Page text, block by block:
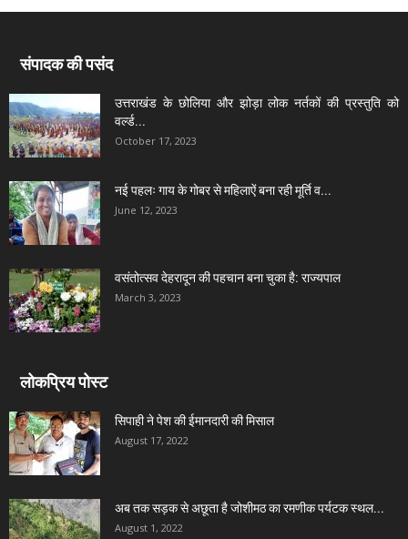
संपादक की पसंद
उत्तराखंड के छोलिया और झोड़ा लोक नर्तकों की प्रस्तुति को
वर्ल्ड...
October 17, 2023
नई पहलः गाय के गोबर से महिलाऐं बना रही मूर्ति व...
June 12, 2023
वसंतोत्सव देहरादून की पहचान बना चुका है: राज्यपाल
March 3, 2023
लोकप्रिय पोस्ट
सिपाही ने पेश की ईमानदारी की मिसाल
August 17, 2022
अब तक सड़क से अछूता है जोशीमठ का रमणीक पर्यटक स्थल...
August 1, 2022